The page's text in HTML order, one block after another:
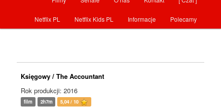
Polecamy
Informacje
Netflix Kids PL
Netflix PL
Księgowy / The Accountant
Rok produkcji: 2016
film 2h7m 5,04 / 10